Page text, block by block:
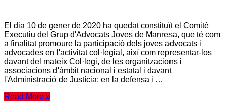
El dia 10 de gener de 2020 ha quedat constituït el Comitè
Executiu del Grup d'Advocats Joves de Manresa, que té com
a finalitat promoure la participació dels joves advocats i
advocades en l'activitat col·legial, així com representar-los
davant del mateix Col·legi, de les organitzacions i
associacions d'àmbit nacional i estatal i davant
l'Administració de Justícia; en la defensa i …
Read More »